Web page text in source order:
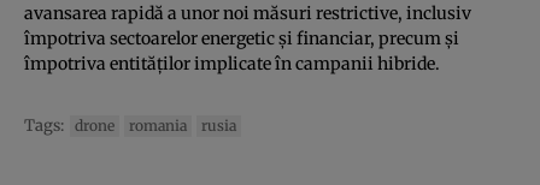
avansarea rapidă a unor noi măsuri restrictive, inclusiv
împotriva sectoarelor energetic și financiar, precum și
împotriva entităților implicate în campanii hibride.
Tags: drone romania rusia